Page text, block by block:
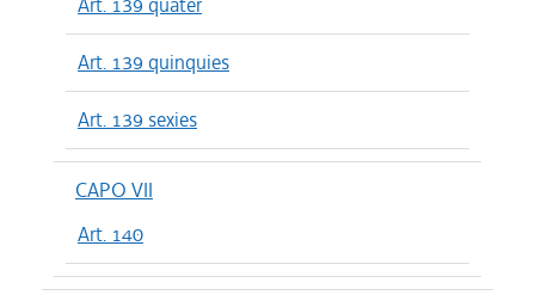
Art. 139 quinquies
Art. 139 sexies
CAPO VII
Art. 140